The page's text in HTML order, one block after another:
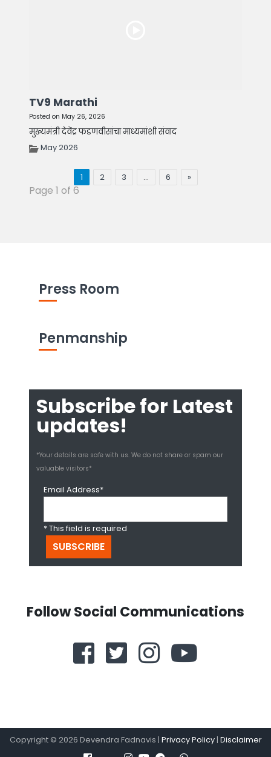
Press Room
Penmanship
Subscribe for Latest
updates!
*Your details are safe with us. We do not share or spam our
valuable visitors*
Email Address*
* This field is required
Follow Social Communications
TV9 Marathi
Posted on May 26, 2026
मुख्यमंत्री देवेंद्र फडणवीसांचा माध्यमांशी संवाद
May 2026
1 2 3 … 6 »
Page 1 of 6
Copyright © 2026 Devendra Fadnavis | Privacy Policy| Disclaimer